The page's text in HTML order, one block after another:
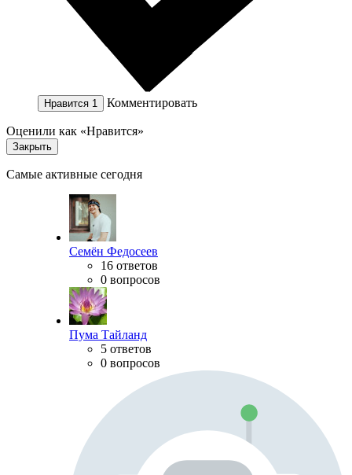
Нравится 1 Комментировать
Оценили как «Нравится»
Закрыть
Самые активные сегодня
Семён Федосеев
16 ответов
0 вопросов
Пума Тайланд
5 ответов
0 вопросов